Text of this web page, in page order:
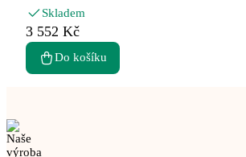
Skladem
3 552 Kč
Do košíku